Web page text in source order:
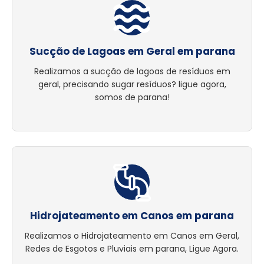
Sucção de Lagoas em Geral em parana
Realizamos a sucção de lagoas de resíduos em
geral, precisando sugar resíduos? ligue agora,
somos de parana!
Hidrojateamento em Canos em parana
Realizamos o Hidrojateamento em Canos em Geral,
Redes de Esgotos e Pluviais em parana, Ligue Agora.